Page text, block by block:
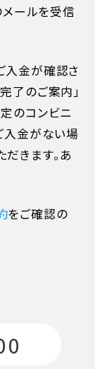
40%
50%
100%
ールを受信
入金が確認さ
了のご案内」
のコンビニ
入金がない場
きます。あ
をご確認の